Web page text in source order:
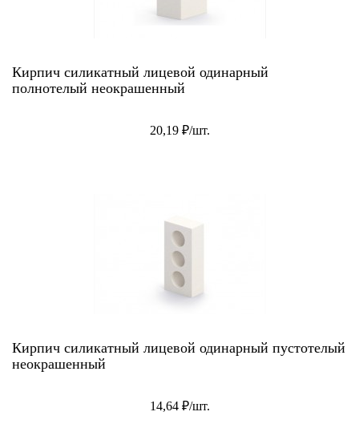
Кирпич силикатный лицевой одинарный
полнотелый неокрашенный
20,19 ₽/шт.
Кирпич силикатный лицевой одинарный пустотелый
неокрашенный
14,64 ₽/шт.